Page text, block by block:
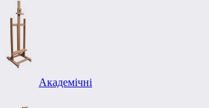
Академічні